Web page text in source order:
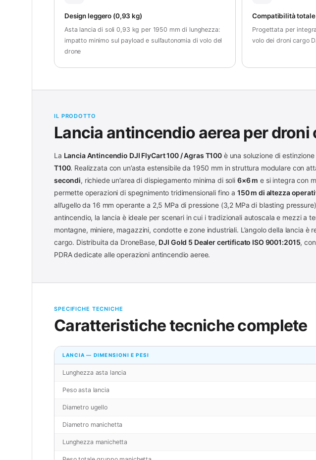
Design leggero (0,93 kg)
Asta lancia di soli 0,93 kg per 1950 mm di lunghezza:
impatto minimo sul payload e sull’autonomia di volo del
drone
Compatibilità totale
Progettata per
volo dei droni cargo
IL PRODOTTO
Lancia antincendio aerea per droni
La Lancia Antincendio DJI FlyCart 100 / Agras T100 è una soluzione di
T100. Realizzata con un’asta estensibile da 1950 mm in struttura modulare con
secondi, richiede un’area di dispiegamento minima di soli 6×6 m e si integra con
permette operazioni di spegnimento tridimensionali fino a 150 m di altezza
all’ugello da 16 mm operante a 2,5 MPa di pressione (3,2 MPa di blasting
antincendio, la lancia è ideale per scenari in cui i tradizionali autoscala e mezzi a
montagne, miniere, magazzini, condotte e zone industriali. L’angolo della lancia
cargo. Distribuita da DroneBase, DJI Gold 5 Dealer certificato ISO 9001:2015,
PDRA dedicate alle operazioni antincendio aeree.
SPECIFICHE TECNICHE
Caratteristiche tecniche complete
LANCIA — DIMENSIONI E PESI
Lunghezza asta lancia
Peso asta lancia
Diametro ugello
Diametro manichetta
Lunghezza manichetta